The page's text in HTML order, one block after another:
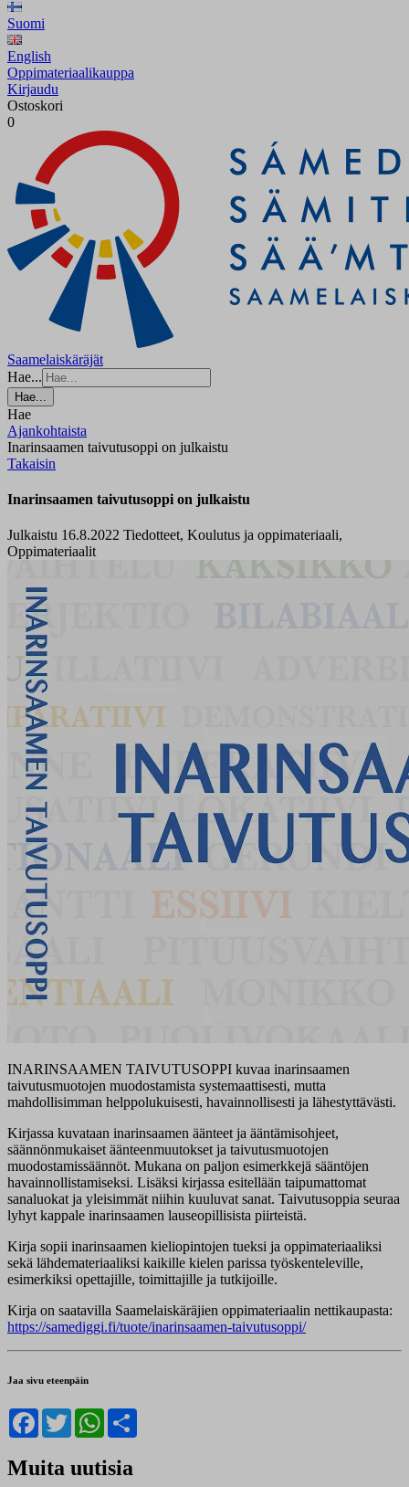
Suomi
English
Oppimateriaalikauppa
Kirjaudu
Ostoskori
0
Saamelaiskäräjät
Hae...
Hae...
Hae
Ajankohtaista
Inarinsaamen taivutusoppi on julkaistu
Takaisin
Inarinsaamen taivutusoppi on julkaistu
Julkaistu 16.8.2022 Tiedotteet, Koulutus ja oppimateriaali,
Oppimateriaalit
INARINSAAMEN TAIVUTUSOPPI kuvaa inarinsaamen
taivutusmuotojen muodostamista systemaattisesti, mutta
mahdollisimman helppolukuisesti, havainnollisesti ja lähestyttävästi.
Kirjassa kuvataan inarinsaamen äänteet ja ääntämisohjeet,
säännönmukaiset äänteenmuutokset ja taivutusmuotojen
muodostamissäännöt. Mukana on paljon esimerkkejä sääntöjen
havainnollistamiseksi. Lisäksi kirjassa esitellään taipumattomat
sanaluokat ja yleisimmät niihin kuuluvat sanat. Taivutusoppia seuraa
lyhyt kappale inarinsaamen lauseopillisista piirteistä.
Kirja sopii inarinsaamen kieliopintojen tueksi ja oppimateriaaliksi
sekä lähdemateriaaliksi kaikille kielen parissa työskenteleville,
esimerkiksi opettajille, toimittajille ja tutkijoille.
Kirja on saatavilla Saamelaiskäräjien oppimateriaalin nettikaupasta:
https://samediggi.fi/tuote/inarinsaamen-taivutusoppi/
Jaa sivu eteenpäin
Facebook
TwitterWhatsApp
Muita uutisia